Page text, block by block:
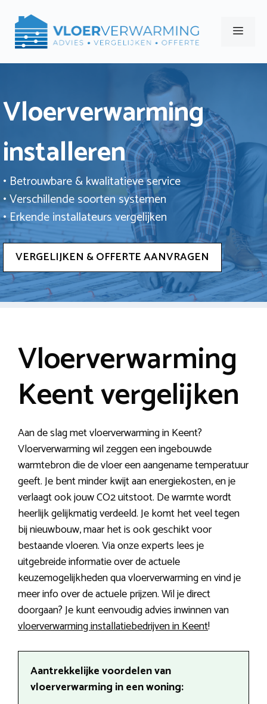
naar
Menu
Vloerverwarming
installeren
• Betrouwbare & kwalitatieve service
• Verschillende soorten systemen
• Erkende installateurs vergelijken
VERGELIJKEN & OFFERTE AANVRAGEN
Vloerverwarming
Keent vergelijken
Aan de slag met vloerverwarming in Keent?
Vloerverwarming wil zeggen een ingebouwde
warmtebron die de vloer een aangename temperatuur
geeft. Je bent minder kwijt aan energiekosten, en je
verlaagt ook jouw CO2 uitstoot. De warmte wordt
heerlijk gelijkmatig verdeeld. Je komt het veel tegen
bij nieuwbouw, maar het is ook geschikt voor
bestaande vloeren. Via onze experts lees je
uitgebreide informatie over de actuele
keuzemogelijkheden qua vloerverwarming en vind je
meer info over de actuele prijzen. Wil je direct
doorgaan? Je kunt eenvoudig advies inwinnen van
vloerverwarming installatiebedrijven in Keent!
Aantrekkelijke voordelen van
vloerverwarming in een woning: